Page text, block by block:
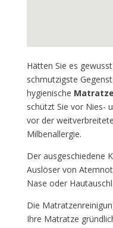
Hätten Sie es
schmutzigste
hygienische
schützt Sie vor Nies-
vor der
Milbenallergie.
Der ausgeschiedene
Auslöser von
Nase oder
Die
Ihre Matratze